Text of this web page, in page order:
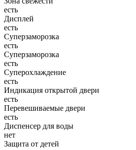
есть
Дисплей
есть
Суперзаморозка
есть
Суперзаморозка
есть
Суперохлаждение
есть
Индикация открытой двери
есть
Перевешиваемые двери
есть
Диспенсер для воды
нет
Защита от детей